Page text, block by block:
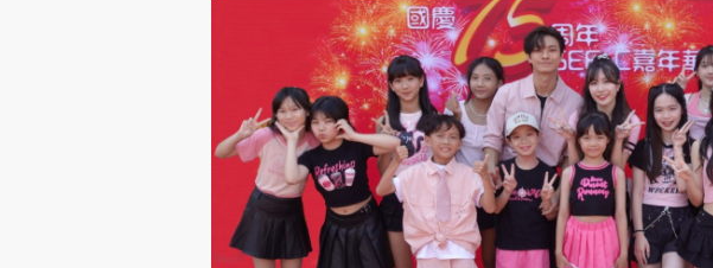
東周食玩通
飲食玩樂
會員活動
東周JETSO